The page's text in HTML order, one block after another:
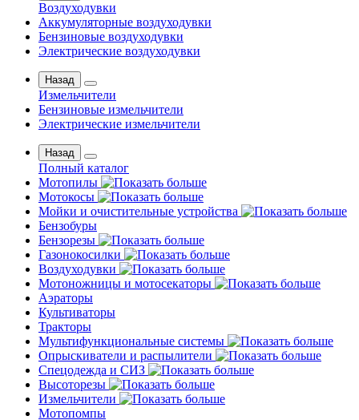
Воздуходувки
Аккумуляторные воздуходувки
Бензиновые воздуходувки
Электрические воздуходувки
Назад
Измельчители
Бензиновые измельчители
Электрические измельчители
Назад
Полный каталог
Мотопилы
Мотокосы
Мойки и очистительные устройства
Бензобуры
Бензорезы
Газонокосилки
Воздуходувки
Мотоножницы и мотосекаторы
Аэраторы
Культиваторы
Тракторы
Мультифункциональные системы
Опрыскиватели и распылители
Спецодежда и СИЗ
Высоторезы
Измельчители
Мотопомпы